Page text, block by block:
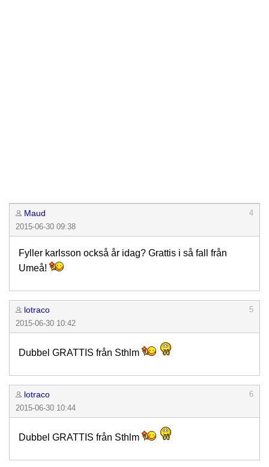
Maud
4
2015-06-30 09:38
Fyller karlsson också år idag? Grattis i så fall från
Umeå!
lotraco
5
2015-06-30 10:42
Dubbel GRATTIS från Sthlm
lotraco
6
2015-06-30 10:44
Dubbel GRATTIS från Sthlm